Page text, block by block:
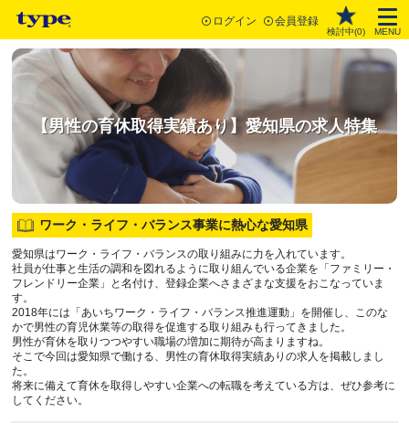
ログイン 会員登録
検討中(0) MENU
【男性の育休取得実績あり】愛知県の求人特集
ワーク・ライフ・バランス事業に熱心な愛知県
愛知県はワーク・ライフ・バランスの取り組みに力を入れています。
社員が仕事と生活の調和を図れるように取り組んでいる企業を「ファミリー・
フレンドリー企業」と名付け、登録企業へさまざまな支援をおこなっていま
す。
2018年には「あいちワーク・ライフ・バランス推進運動」を開催し、このな
かで男性の育児休業等の取得を促進する取り組みも行ってきました。
男性が育休を取りつつやすい職場の増加に期待が高まりますね。
そこで今回は愛知県で働ける、男性の育休取得実績ありの求人を掲載しまし
た。
将来に備えて育休を取得しやすい企業への転職を考えている方は、ぜひ参考に
してください。